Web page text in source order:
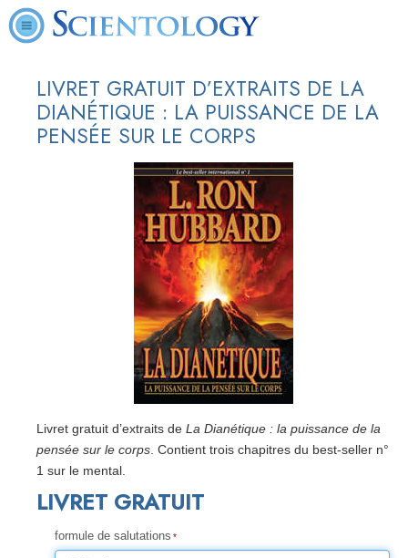
LIVRET GRATUIT D’EXTRAITS DE LA
DIANÉTIQUE : LA PUISSANCE DE LA
PENSÉE SUR LE CORPS
Livret gratuit d’extraits de La Dianétique : la puissance de la
pensée sur le corps . Contient trois chapitres du best-seller n°
1 sur le mental.
LIVRET GRATUIT
formule de salutations